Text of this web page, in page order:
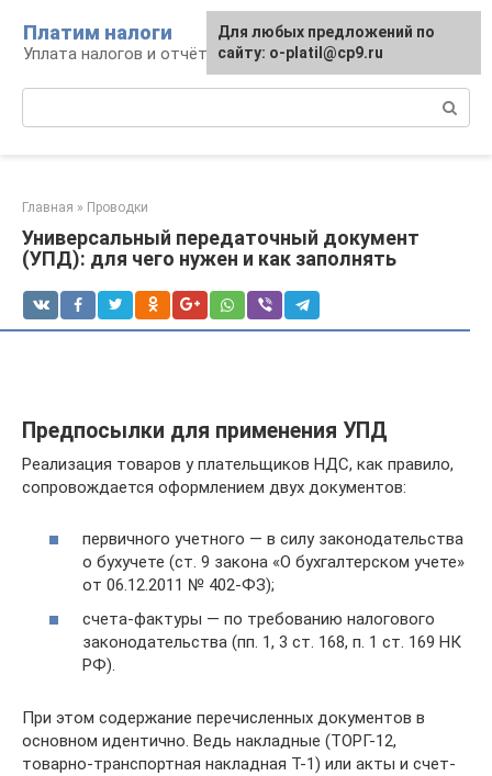
контенту
Платим налоги
Уплата налогов и отчётность
Главная » Проводки
Универсальный передаточный документ
(УПД): для чего нужен и как заполнять
Предпосылки для применения УПД
Реализация товаров у плательщиков НДС, как правило,
сопровождается оформлением двух документов:
первичного учетного — в силу законодательства
о бухучете (ст. 9 закона «О бухгалтерском учете»
от 06.12.2011 № 402-ФЗ);
счета-фактуры — по требованию налогового
законодательства (пп. 1, 3 ст. 168, п. 1 ст. 169 НК
РФ).
При этом содержание перечисленных документов в
основном идентично. Ведь накладные (ТОРГ-12,
товарно-транспортная накладная Т-1) или акты и счет-
Для любых предложений по
сайту: o-platil@cp9.ru